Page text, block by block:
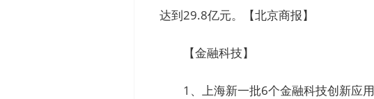
达到29.8亿元。【北京商报】
【金融科技】
1、上海新一批6个金融科技创新应